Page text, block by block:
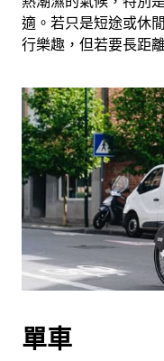
曆。
適。若只是短途或休
行樂趣，但若要長距
單車